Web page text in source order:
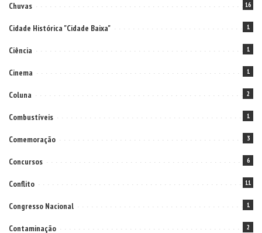
Chuvas 16
Cidade Histórica "Cidade Baixa" 1
Ciência 1
Cinema 1
Coluna 2
Combustíveis 1
Comemoração 3
Concursos 6
Conflito 11
Congresso Nacional 1
Contaminação 2